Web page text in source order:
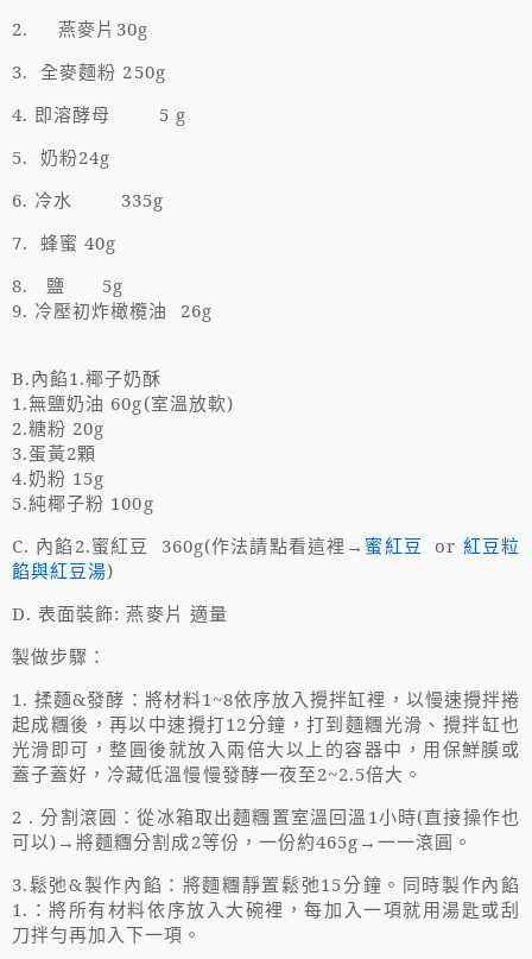
2.燕麥片 30g
3.全麥麵粉 250g
4. 即溶酵母
5 g
5.奶粉24g
6. 冷水 335g
7. 蜂蜜40g
8. 鹽 5g
9. 冷壓初炸橄欖油 26g
B.內餡1.椰子奶酥
1.無鹽奶油 60g(室溫放軟)
2.糖粉 20g
3.蛋黃2顆
4.奶粉 15g
5.純椰子粉 100g
C. 內餡 2.蜜紅豆 360g(作法請點看這裡→ 蜜紅豆 or 紅豆粒
餡與紅豆湯)
D.表面裝飾:燕麥片 適量
製做步驟：
1.揉麵&發酵：將材料1~8依序放入攪拌缸裡，以慢速攪拌捲
起成糰後，再以中速攪打12分鐘，打到麵糰光滑、攪拌缸也
光滑即可，整圓後就放入兩倍大以上的容器中，用保鮮膜或
蓋子蓋好，冷藏低溫慢慢發酵一夜至2~2.5倍大。
2 .分割滾圓：從冰箱取出麵糰置室溫回溫 1小時(直接操作也
可以) →將麵糰分割成2等份，一份約465g →一一滾圓。
3. 鬆弛&製作內餡：將麵糰靜置鬆弛15分鐘。同時製作內餡
1. ：將所有材料依序放入大碗裡，每加入一項就用湯匙或刮
刀拌勻再加入下一項。